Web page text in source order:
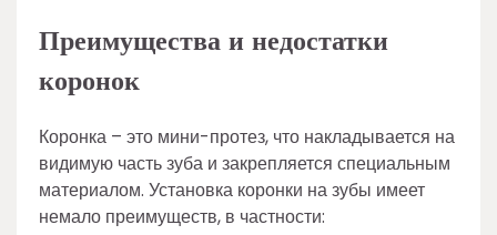
Преимущества и недостатки
коронок
Коронка – это мини-протез, что накладывается на
видимую часть зуба и закрепляется специальным
материалом. Установка коронки на зубы имеет
немало преимуществ, в частности: